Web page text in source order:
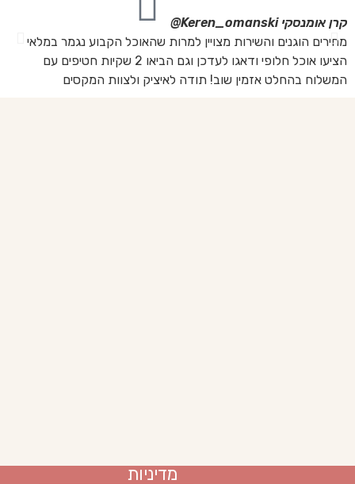
קרן אומנסקיKeren_omanski@
מחירים הוגנים והשירות מצויין למרות שהאוכל הקבוע נגמר במלאי
הציעו אוכל חלופי ודאגו לעדכן וגם הביאו 2 שקיות חטיפים עם
המשלוח בהחלט אזמין שוב! תודה לאיציק ולצוות המקסים
מדיניות